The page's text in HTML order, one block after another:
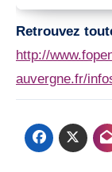
Retrouvez
http://
auvergne.fr/